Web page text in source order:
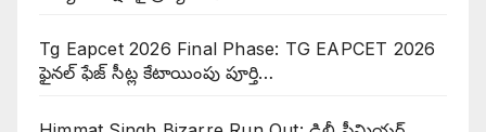
Tg Eapcet 2026 Final Phase: TG EAPCET 2026
ఫైనల్ ఫేజ్ సీట్ల కేటాయింపు పూర్తి…